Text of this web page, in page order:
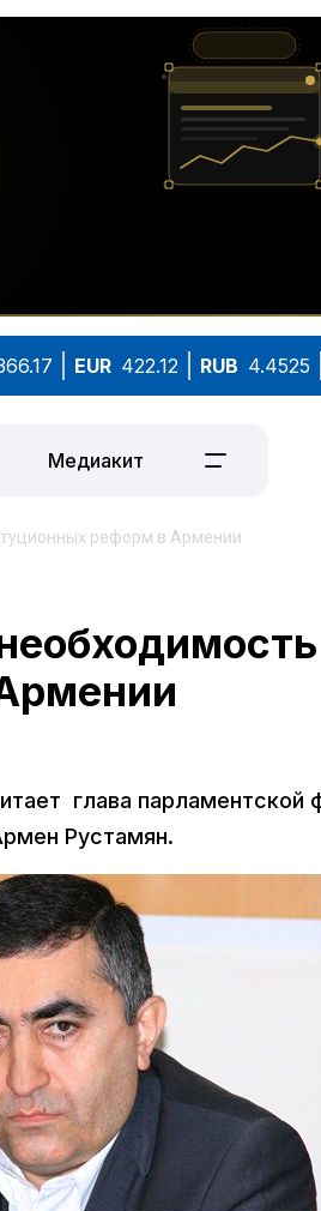
EUR 422.12 RUB 4.4525
Медиакит
реформ в Армении
глава парламентской
Рустамян.